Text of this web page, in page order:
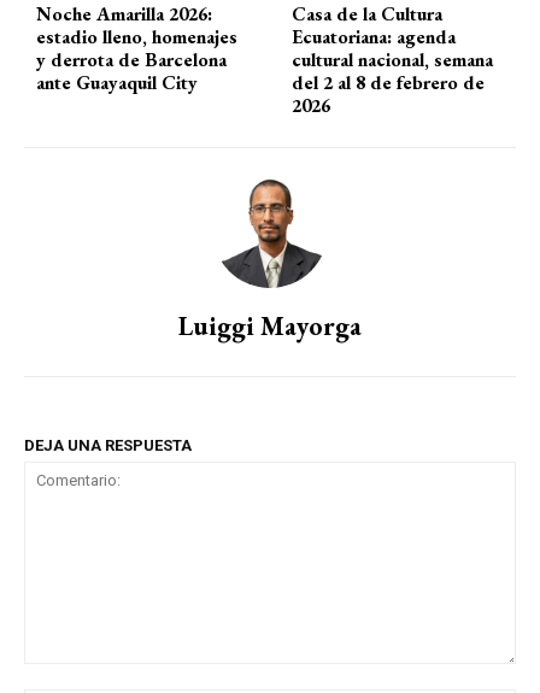
Noche Amarilla 2026:
estadio lleno, homenajes
y derrota de Barcelona
ante Guayaquil City
Casa de la Cultura
Ecuatoriana: agenda
cultural nacional, semana
del 2 al 8 de febrero de
2026
Luiggi Mayorga
DEJA UNA RESPUESTA